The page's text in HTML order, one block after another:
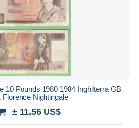
Aplicar
10 Pounds 1980 1984 Inghilterra GB
Florence Nightingale
± 11,56 US$